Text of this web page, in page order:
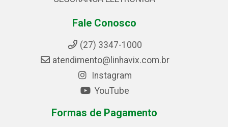
Fale Conosco
(27) 3347-1000
atendimento@linhavix.com.br
Instagram
YouTube
Formas de Pagamento